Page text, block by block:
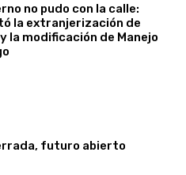
no pudo con la calle:
la extranjerización de
la modificación de Manejo
futuro abierto